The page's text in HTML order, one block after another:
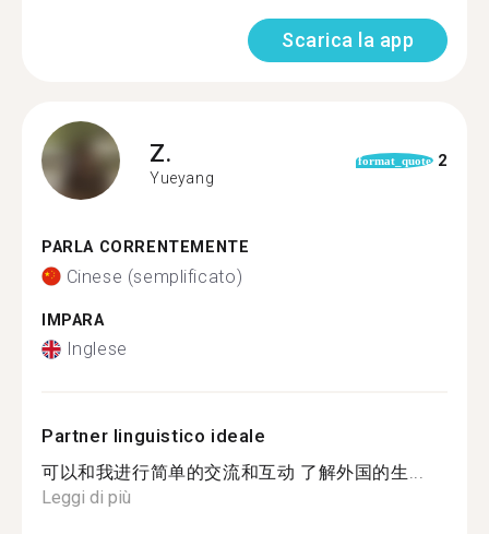
Scarica la app
Z.
Yueyang
format_quote 2
PARLA CORRENTEMENTE
Cinese (semplificato)
IMPARA
Inglese
Partner linguistico ideale
可以和我进行简单的交流和互动 了解外国的生...
Leggi di più